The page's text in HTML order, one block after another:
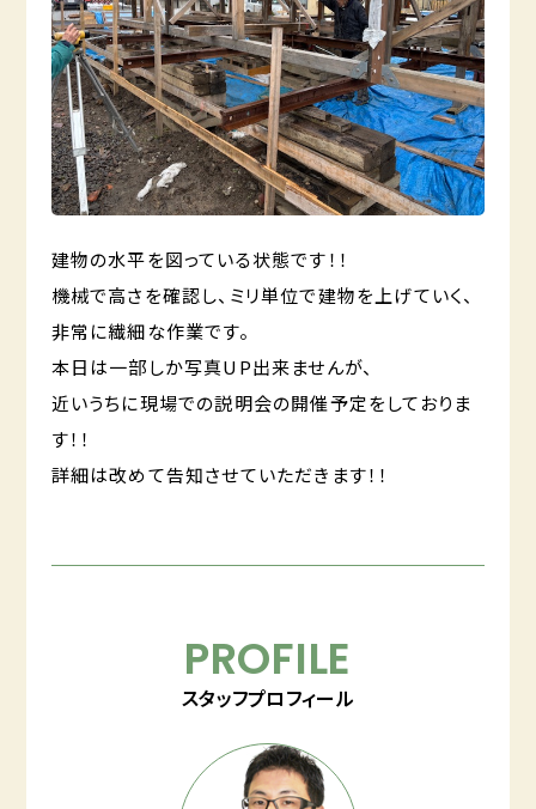
建物の水平を図っている状態です！！
機械で高さを確認し、ミリ単位で建物を上げていく、
非常に繊細な作業です。
本日は一部しか写真UP出来ませんが、
近いうちに現場での説明会の開催予定をしておりま
す！！
詳細は改めて告知させていただきます！！
PROFILE
スタッフプロフィール